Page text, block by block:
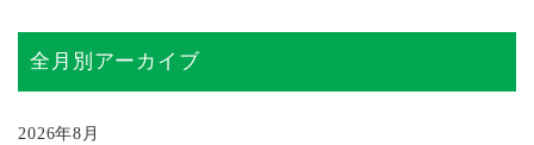
全月別アーカイブ
2026年8月